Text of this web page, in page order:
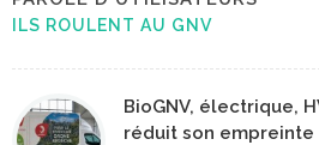
ILS ROULENT AU GNV
BioGNV, électrique,
réduit son empreinte